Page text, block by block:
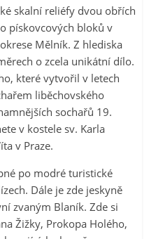
skalní reliéfy dvou obřích
pískovcových bloků v
Mělník. Z hlediska
o zcela unikátní dílo.
které vytvořil v letech
liběchovského
sochařů 19.
v kostele sv. Karla
v Praze.
po modré turistické
Dále je zde jeskyně
zvaným Blaník. Zde si
Žižky, Prokopa Holého,